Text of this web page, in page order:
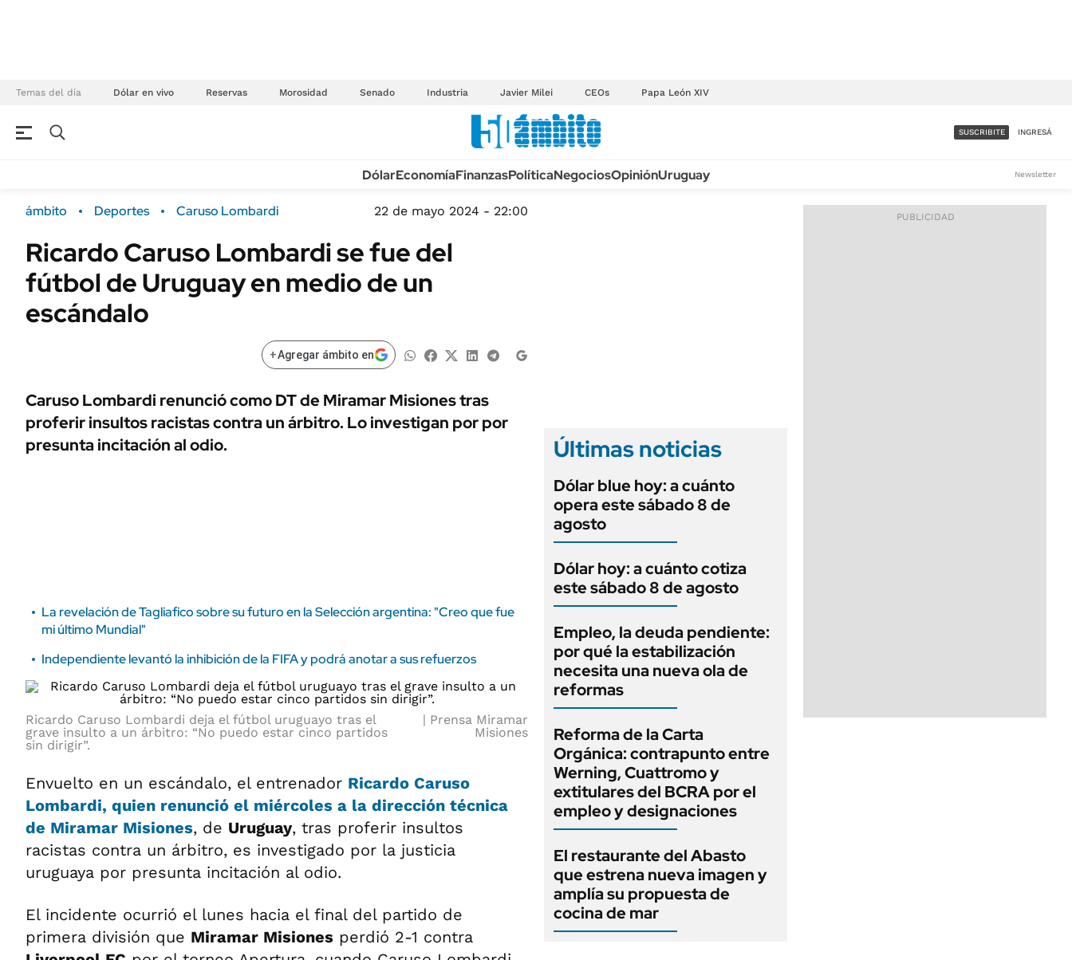
Temas del día Dólar en vivo Reservas Morosidad Senado Industria Javier Milei CEOs Papa León XIV
Campo
FINANZAS
Dólar
Sustentabilidad
ENERGY REPORT
URUGUAY
TECNOLOGÍA
MÉXICO
MUNDO
INFORMACIÓN GENERAL
AUTOS
ACCESO FULL - $1.800/MES
SUSCRIBITE INGRESÁ
DólarEconomíaFinanzasPolíticaNegociosOpiniónUruguay Newsletter
ámbito Deportes Caruso Lombardi 22 de mayo 2024 - 22:00
Ricardo Caruso Lombardi se fue del
fútbol de Uruguay en medio de un
escándalo
+Agregar ámbito en
Caruso Lombardi renunció como DT de Miramar Misiones tras
proferir insultos racistas contra un árbitro. Lo investigan por por
presunta incitación al odio.
La revelación de Tagliafico sobre su futuro en la Selección argentina: "Creo que fue
mi último Mundial"
Independiente levantó la inhibición de la FIFA y podrá anotar a sus refuerzos
Ricardo Caruso Lombardi deja el fútbol uruguayo tras el
grave insulto a un árbitro: “No puedo estar cinco partidos
sin dirigir”.
Prensa Miramar
Misiones
Envuelto en un escándalo, el entrenador Ricardo Caruso
Lombardi, quien renunció el miércoles a la dirección técnica
de Miramar Misiones, de Uruguay, tras proferir insultos
racistas contra un árbitro, es investigado por la justicia
uruguaya por presunta incitación al odio.
El incidente ocurrió el lunes hacia el final del partido de
primera división que Miramar Misiones perdió 2-1 contra
Últimas noticias
Dólar blue hoy: a cuánto
opera este sábado 8 de
agosto
Dólar hoy: a cuánto cotiza
este sábado 8 de agosto
Empleo, la deuda pendiente:
por qué la estabilización
necesita una nueva ola de
reformas
Reforma de la Carta
Orgánica: contrapunto entre
Werning, Cuattromo y
extitulares del BCRA por el
empleo y designaciones
El restaurante del Abasto
que estrena nueva imagen y
amplía su propuesta de
cocina de mar